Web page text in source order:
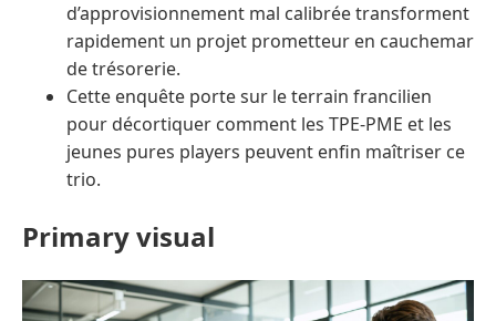
d’approvisionnement mal calibrée transforment
rapidement un projet prometteur en cauchemar
de trésorerie.
Cette enquête porte sur le terrain francilien
pour décortiquer comment les TPE-PME et les
jeunes pures players peuvent enfin maîtriser ce
trio.
Primary visual